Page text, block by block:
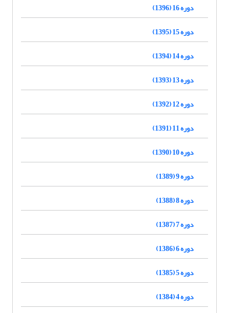
دوره 16 (1396)
دوره 15 (1395)
دوره 14 (1394)
دوره 13 (1393)
دوره 12 (1392)
دوره 11 (1391)
دوره 10 (1390)
دوره 9 (1389)
دوره 8 (1388)
دوره 7 (1387)
دوره 6 (1386)
دوره 5 (1385)
دوره 4 (1384)